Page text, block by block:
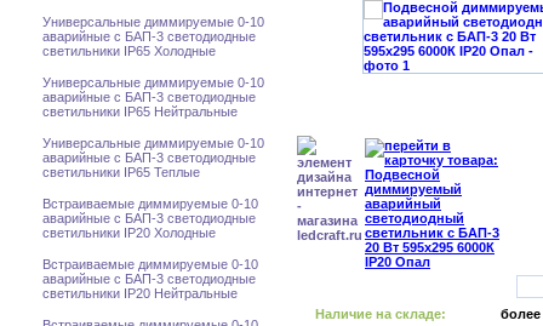
Универсальные диммируемые 0-10
аварийные с БАП-3 светодиодные
светильники IP65 Холодные
Универсальные диммируемые 0-10
аварийные с БАП-3 светодиодные
светильники IP65 Нейтральные
Универсальные диммируемые 0-10
аварийные с БАП-3 светодиодные
светильники IP65 Теплые
Встраиваемые диммируемые 0-10
аварийные с БАП-3 светодиодные
светильники IP20 Холодные
Встраиваемые диммируемые 0-10
аварийные с БАП-3 светодиодные
светильники IP20 Нейтральные
Наличие на складе: более